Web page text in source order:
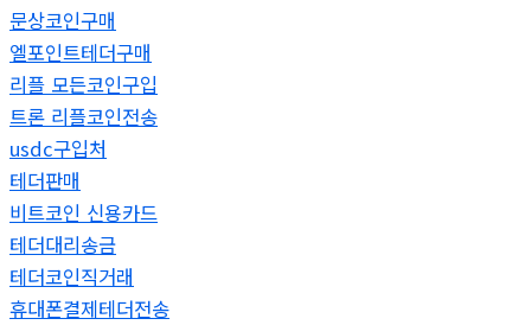
문상코인구매
엘포인트테더구매
리플 모든코인구입
트론 리플코인전송
usdc구입처
테더판매
비트코인 신용카드
테더대리송금
테더코인직거래
휴대폰결제테더전송